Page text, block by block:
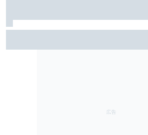
のポテンシャルを証明できた」